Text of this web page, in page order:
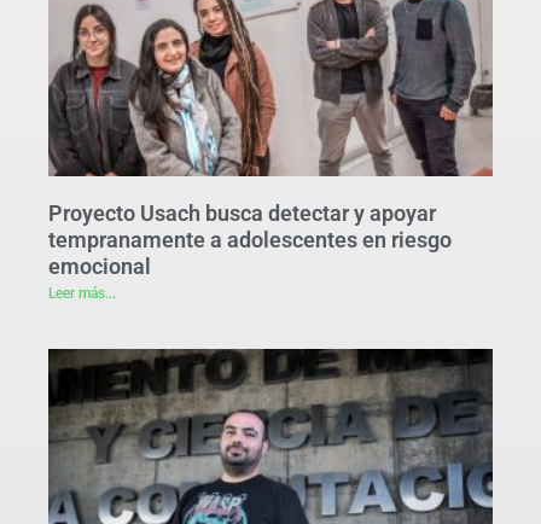
Proyecto Usach busca detectar y apoyar
tempranamente a adolescentes en riesgo
emocional
Leer más...